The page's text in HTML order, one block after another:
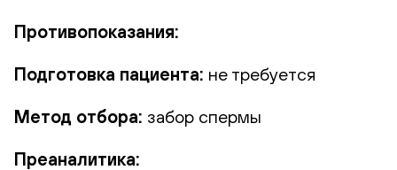
Противопоказания:
Подготовка пациента: не требуется
Метод отбора: забор спермы
Преаналитика: